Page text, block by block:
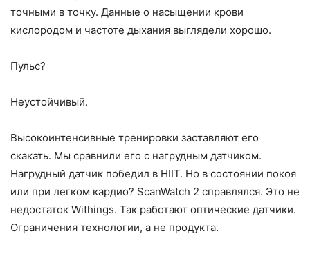
точными в точку. Данные о насыщении крови
кислородом и частоте дыхания выглядели хорошо.
Пульс?
Неустойчивый.
Высокоинтенсивные тренировки заставляют его
скакать. Мы сравнили его с нагрудным датчиком.
Нагрудный датчик победил в HIIT. Но в состоянии покоя
или при легком кардио? ScanWatch 2 справлялся. Это не
недостаток Withings. Так работают оптические датчики.
Ограничения технологии, а не продукта.